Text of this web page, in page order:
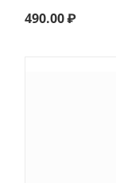
490.00₽